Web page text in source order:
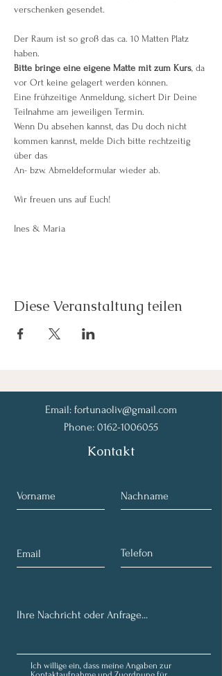
verschenken gesendet.
Der Raum ist so groß das ca. 10 Matten Platz
haben.
Bitte bringe eine eigene Matte mit zum Kurs, da
vor Ort keine gelagert werden können.
Eine frühzeitige Anmeldung, sichert Dir Deine
Teilnahme am jeweiligen Termin.
Wenn Du absehen kannst, das Du doch nicht
kommen kannst, melde Dich bitte rechtzeitig
über das
An- bzw. Abmeldeformular wieder ab.
Wir freuen uns auf Euch!
Ines & Maria
Diese Veranstaltung teilen
Email: fortunaoliv@gmail.com
Phone: 0162-1006055
Kontakt
Ich willige ein, dass meine Angaben zur